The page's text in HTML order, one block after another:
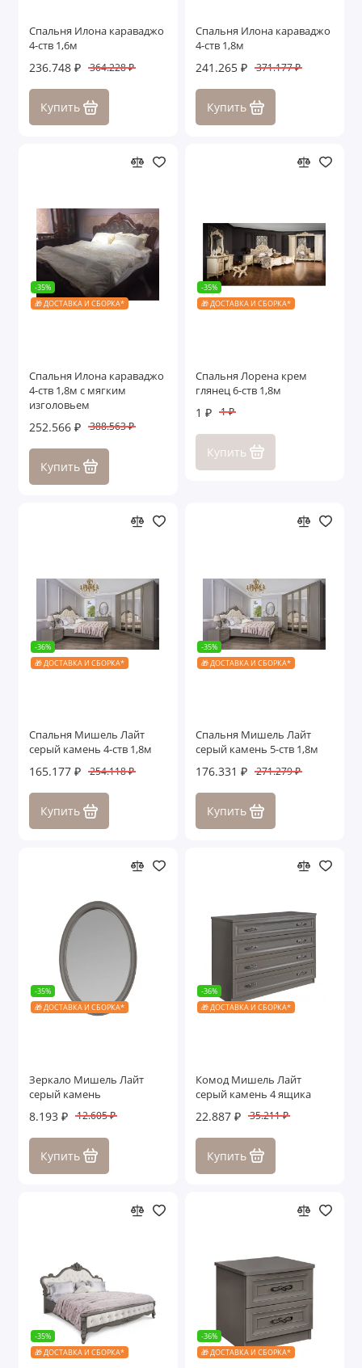
Спальня Илона караваджо
4-ств 1,6м
236.748 ₽ 364.228 ₽
Купить
Спальня Илона караваджо
4-ств 1,8м
241.265 ₽ 371.177 ₽
Купить
-35%
🎁 ДОСТАВКА И СБОРКА*
Спальня Илона караваджо
4-ств 1,8м с мягким
изголовьем
252.566 ₽ 388.563 ₽
Купить
-35%
🎁 ДОСТАВКА И СБОРКА*
Спальня Лорена крем
глянец 6-ств 1,8м
1 ₽ 1 ₽
Купить
-36%
🎁 ДОСТАВКА И СБОРКА*
Спальня Мишель Лайт
серый камень 4-ств 1,8м
165.177 ₽ 254.118 ₽
Купить
-35%
🎁 ДОСТАВКА И СБОРКА*
Спальня Мишель Лайт
серый камень 5-ств 1,8м
176.331 ₽ 271.279 ₽
Купить
-35%
🎁 ДОСТАВКА И СБОРКА*
Зеркало Мишель Лайт
серый камень
8.193 ₽ 12.605 ₽
Купить
-36%
🎁 ДОСТАВКА И СБОРКА*
Комод Мишель Лайт
серый камень 4 ящика
22.887 ₽ 35.211 ₽
Купить
-35%
🎁 ДОСТАВКА И СБОРКА*
-36%
🎁 ДОСТАВКА И СБОРКА*